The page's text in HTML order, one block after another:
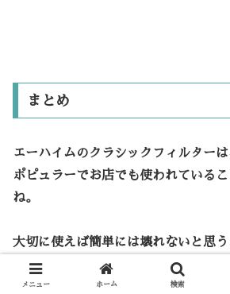
まとめ
エーハイムのクラシックフィルター
ポピュラーでお店でも使われている
ね。
大切に使えば簡単には壊れないと思
アリウムをしたいなら買って損はな
に見た目もスタイリッシュでかっこ
メニュー ホーム 検索